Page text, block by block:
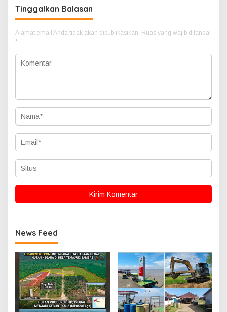
Tinggalkan Balasan
Alamat email Anda tidak akan dipublikasikan. Ruas yang wajib ditandai
*
News Feed